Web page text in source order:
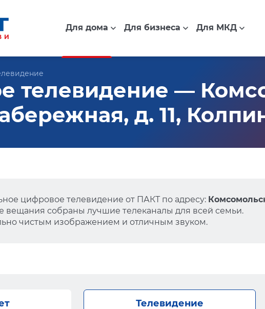
Для дома Для бизнеса Для МКД
телевидение —
д. 11,
цифровое телевидение от ПАКТ по адресу:
вещания собраны лучшие телеканалы для всей семьи.
чистым изображением и отличным звуком.
Телевидение